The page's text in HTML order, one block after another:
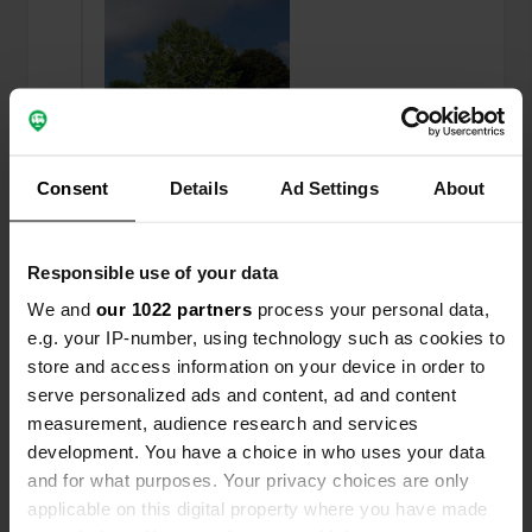
Consent Details Ad Settings About
Responsible use of your data
We and our 1022 partners process your personal data,
e.g. your IP-number, using technology such as cookies to
store and access information on your device in order to
serve personalized ads and content, ad and content
measurement, audience research and services
development. You have a choice in who uses your data
and for what purposes. Your privacy choices are only
applicable on this digital property where you have made
Een foto toegevoegd aan
een locatie
—
meer dan 6 jaar
geleden